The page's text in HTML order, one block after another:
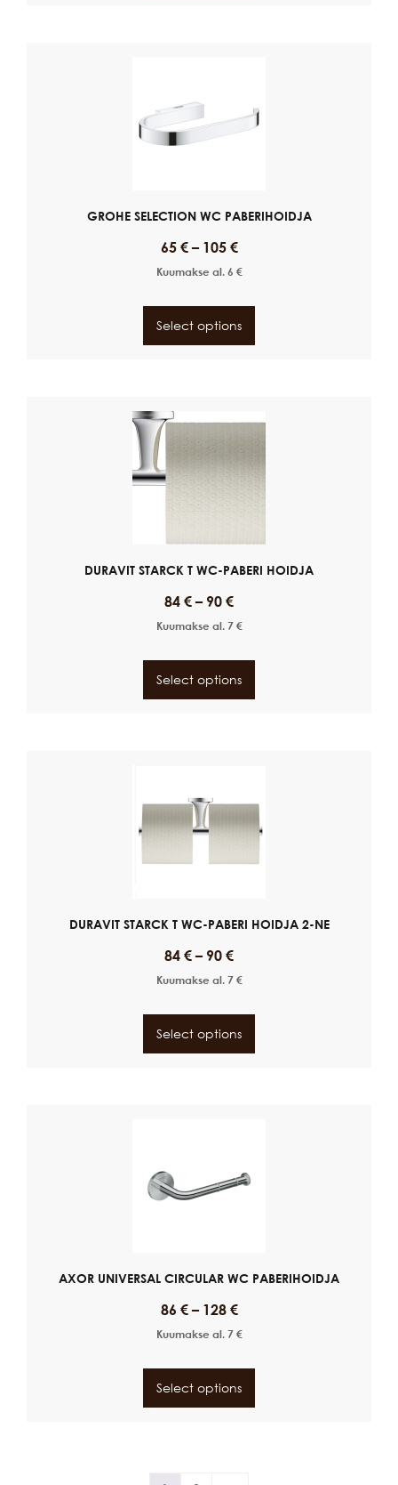
GROHE SELECTION WC PABERIHOIDJA
65 €– 105 €
Kuumakse al. 6 €
Select options
DURAVIT STARCK T WC-PABERI HOIDJA
84 € – 90 €
Kuumakse al. 7 €
Select options
DURAVIT STARCK T WC-PABERI HOIDJA 2-NE
84 € – 90 €
Kuumakse al. 7 €
Select options
AXOR UNIVERSAL CIRCULAR WC PABERIHOIDJA
86 €– 128 €
Kuumakse al. 7 €
Select options